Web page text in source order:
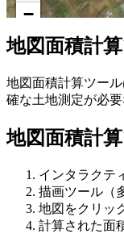
−
地図面積計
地図面積計算ツー
確な土地測定が必
地図面積計
インタラクテ
描画ツール（
地図をクリッ
計算された面